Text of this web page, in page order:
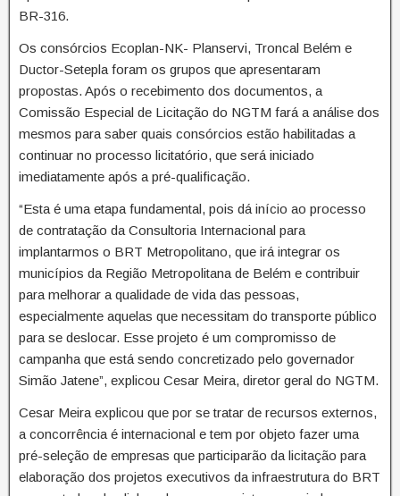
BR-316.
Os consórcios Ecoplan-NK- Planservi, Troncal Belém e
Ductor-Setepla foram os grupos que apresentaram
propostas. Após o recebimento dos documentos, a
Comissão Especial de Licitação do NGTM fará a análise dos
mesmos para saber quais consórcios estão habilitadas a
continuar no processo licitatório, que será iniciado
imediatamente após a pré-qualificação.
“Esta é uma etapa fundamental, pois dá início ao processo
de contratação da Consultoria Internacional para
implantarmos o BRT Metropolitano, que irá integrar os
municípios da Região Metropolitana de Belém e contribuir
para melhorar a qualidade de vida das pessoas,
especialmente aquelas que necessitam do transporte público
para se deslocar. Esse projeto é um compromisso de
campanha que está sendo concretizado pelo governador
Simão Jatene”, explicou Cesar Meira, diretor geral do NGTM.
Cesar Meira explicou que por se tratar de recursos externos,
a concorrência é internacional e tem por objeto fazer uma
pré-seleção de empresas que participarão da licitação para
elaboração dos projetos executivos da infraestrutura do BRT